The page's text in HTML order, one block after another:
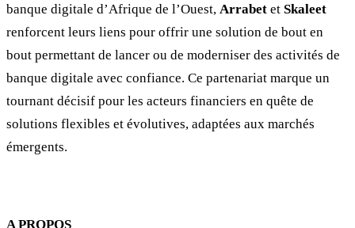
banque digitale d’Afrique de l’Ouest, Arrabet et Skaleet
renforcent leurs liens pour offrir une solution de bout en
bout permettant de lancer ou de moderniser des activités de
banque digitale avec confiance. Ce partenariat marque un
tournant décisif pour les acteurs financiers en quête de
solutions flexibles et évolutives, adaptées aux marchés
émergents.
A PROPOS